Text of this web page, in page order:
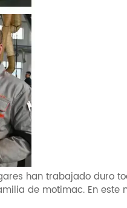
han trabajado duro
de motimac. En este